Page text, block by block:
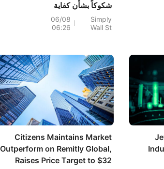
شكوكاً بشأن كفاية
السيولة النقدية على
الرغم من نمو إيرادات
Simply
Wall St
06/08
06:26
Citizens Maintains Market
Outperform on Remitly Global,
Raises Price Target to $32